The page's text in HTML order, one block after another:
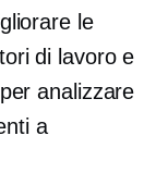
le
di lavoro e
analizzare
a